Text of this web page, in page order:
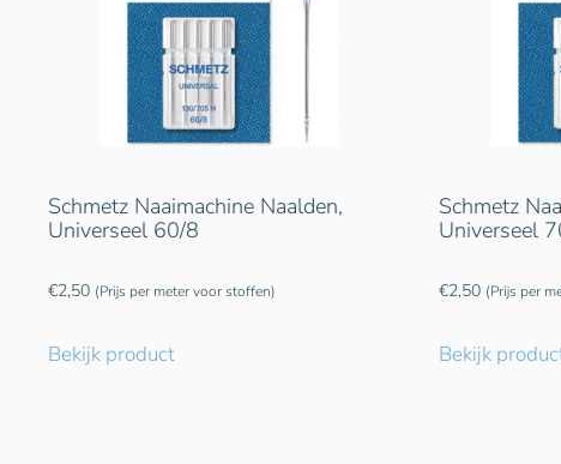
Schmetz Naaimachine Naalden,
Universeel 60/8
€2,50 (Prijs per meter voor stoffen)
Bekijk product
Schmetz
Universeel
€2,50 (Prijs per
Bekijk